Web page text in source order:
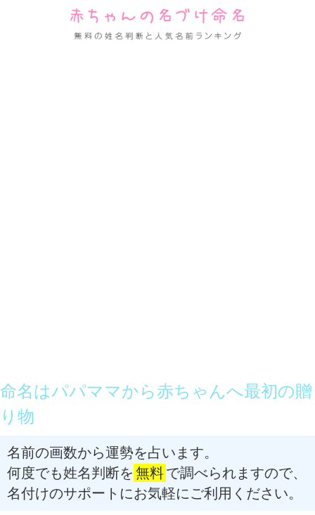
命名はパパママから赤ちゃんへ最初の贈
り物
名前の画数から運勢を占います。
何度でも姓名判断を 無料で調べられますので、
名付けのサポートにお気軽にご利用ください。